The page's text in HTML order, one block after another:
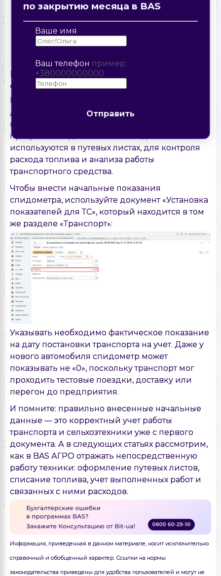
Отправить
Отправить
Внесение начальных показаний
спидометра
Начальное показание спидометра необходимо
для того, чтобы BAS правильно рассчитывала
пробег транспорта с момента начала работы в
программе. В дальнейшем эти данные
используются в путевых листах, для контроля
расхода топлива и анализа работы
транспортного средства.
Чтобы внести начальные показания
спидометра, используйте документ «Установка
показателей для ТС», который находится в том
же разделе «Транспорт»:
Указывать необходимо фактическое показание
на дату постановки транспорта на учет. Даже у
нового автомобиля спидометр может
показывать не «0», поскольку транспорт мог
проходить тестовые поездки, доставку или
перегон до предприятия.
И помните: правильно внесенные начальные
данные — это корректный учет работы
транспорта и сельхозтехники уже с первого
документа. А в следующих статьях рассмотрим,
как в BAS АГРО отражать непосредственную
работу техники: оформление путевых листов,
списание топлива, учет выполненных работ и
связанных с ними расходов.
Информация, приведенная в данном материале, носит исключительно
справочный и обобщенный характер. Ссылки на нормы
законодательства приведены для удобства пользователей и могут не
Отправить
по закрытию месяца в BAS
Ваше имя
Ваш телефон пример:
+380000000000
Отправить